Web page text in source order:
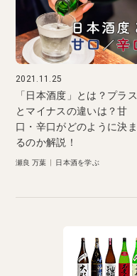
2021.11.25
「日本酒度」とは？プラス
とマイナスの違いは？甘
口・辛口がどのように決ま
るのか解説！
瀬良 万葉 日本酒を学ぶ